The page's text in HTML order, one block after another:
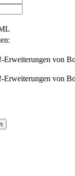
Erweiterungen von
Erweiterungen von